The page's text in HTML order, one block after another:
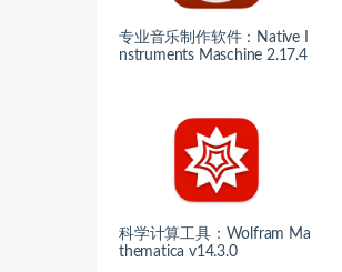
专业音乐制作软件：Native I
nstruments Maschine 2.17.4
科学计算工具：Wolfram Ma
thematica v14.3.0